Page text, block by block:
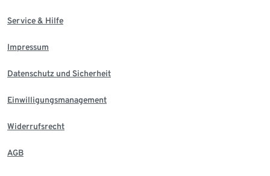
Service & Hilfe
Impressum
Datenschutz und Sicherheit
Einwilligungsmanagement
Widerrufsrecht
AGB